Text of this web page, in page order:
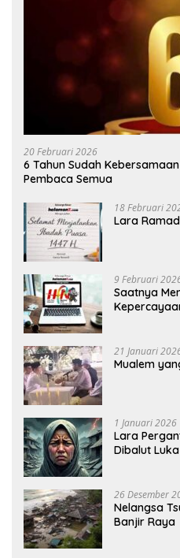
20 Februari 2026
6 Tahun Sudah
Pembaca Semua
18 Februari
Lara
9 Februari
Saatnya
21 Januari
Mualem
1 Januari 2026
Lara
Dibalut Luka
26 Desember
Nelangsa
Banjir Raya